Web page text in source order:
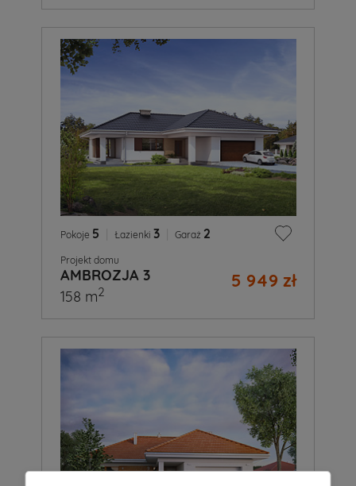
Pokoje 5 Łazienki 3 Garaż 2
Projekt domu
AMBROZJA 3 5 949 zł
158 m2